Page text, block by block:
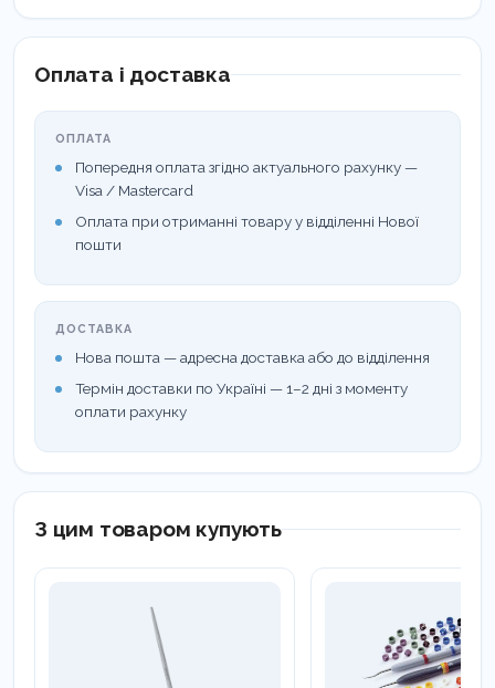
Оплата і доставка
ОПЛАТА
Попередня оплата згідно актуального рахунку —
Visa / Mastercard
Оплата при отриманні товару у відділенні Нової
пошти
ДОСТАВКА
Нова пошта — адресна доставка або до відділення
Термін доставки по Україні — 1–2 дні з моменту
оплати рахунку
З цим товаром купують